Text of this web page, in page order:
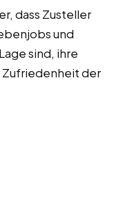
dass Zusteller
und
sind, ihre
Zufriedenheit der